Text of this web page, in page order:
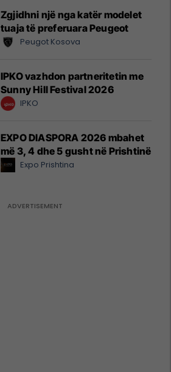
Zgjidhni një nga katër modelet
tuaja të preferuara Peugeot
Peugot Kosova
IPKO vazhdon partneritetin me
Sunny Hill Festival 2026
IPKO
EXPO DIASPORA 2026 mbahet
më 3, 4 dhe 5 gusht në Prishtinë
Expo Prishtina